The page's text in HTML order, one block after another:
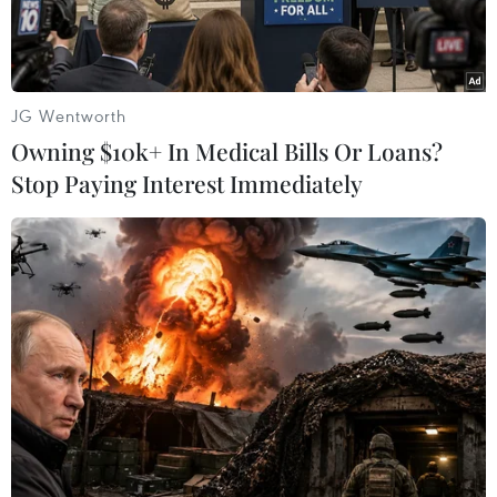
Messi và huấn luyện viên Scaloni (Nguồn: SkySports)
Chung kết World Cup 2022 giữa Argentina và
Pháp sẽ là trận đấu cuối cùng của hai Lionel:
Lionel Messi và Lionel Scaloni.
Nếu như Lionel Messi chịu định kiến rằng anh
sẽ không bao giờ được yêu mến như Diego
JG Wentworth
Owning $10k+ In Medical Bills Or Loans?
Stop Paying Interest Immediately